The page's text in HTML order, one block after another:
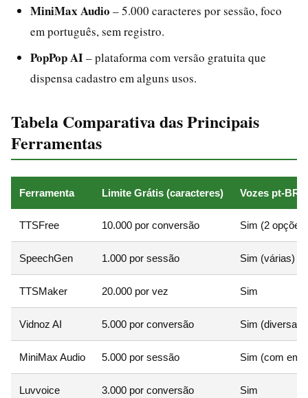
MiniMax Audio – 5.000 caracteres por sessão, foco
em português, sem registro.
PopPop AI– plataforma com versão gratuita que
dispensa cadastro em alguns usos.
Tabela Comparativa das Principais
Ferramentas
Ferramenta Limite Grátis (caracteres) Vozes pt-BR
TTSFree 10.000 por conversão Sim (2 opções)
SpeechGen 1.000 por sessão Sim (várias)
TTSMaker 20.000 por vez Sim
Vidnoz AI 5.000 por conversão Sim (diversas)
MiniMax Audio 5.000 por sessão Sim (com
Luvvoice 3.000 por conversão Sim